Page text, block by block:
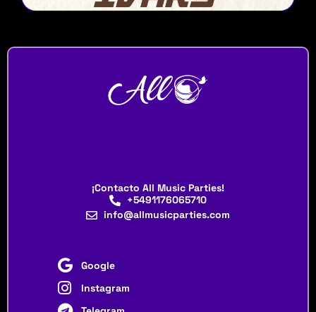
¡Contacto All Music Parties!
+5491176065710
info@allmusicparties.com
Google
Instagram